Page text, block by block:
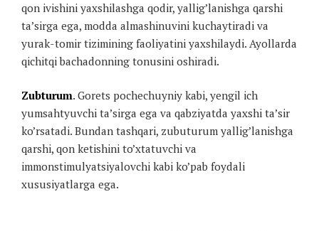
qon ivishini yaxshilashga qodir, yallig’lanishga qarshi
ta’sirga ega, modda almashinuvini kuchaytiradi va
yurak-tomir tizimining faoliyatini yaxshilaydi. Ayollarda
qichitqi bachadonning tonusini oshiradi.
Zubturum. Gorets pochechuyniy kabi, yengil ich
yumsahtyuvchi ta’sirga ega va qabziyatda yaxshi ta’sir
ko’rsatadi. Bundan tashqari, zubuturum yallig’lanishga
qarshi, qon ketishini to’xtatuvchi va
immonstimulyatsiyalovchi kabi ko’pab foydali
xususiyatlarga ega.